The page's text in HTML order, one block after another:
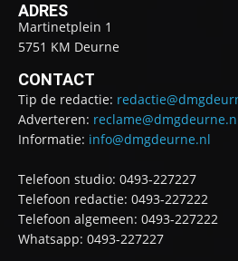
ADRES
Martinetplein 1
5751 KM Deurne
CONTACT
Tip de redactie:
Adverteren:
Informatie: info@dmgdeurne.nl
Telefoon studio: 0493-227227
Telefoon redactie: 0493-227222
Telefoon algemeen: 0493-227222
Whatsapp: 0493-227227